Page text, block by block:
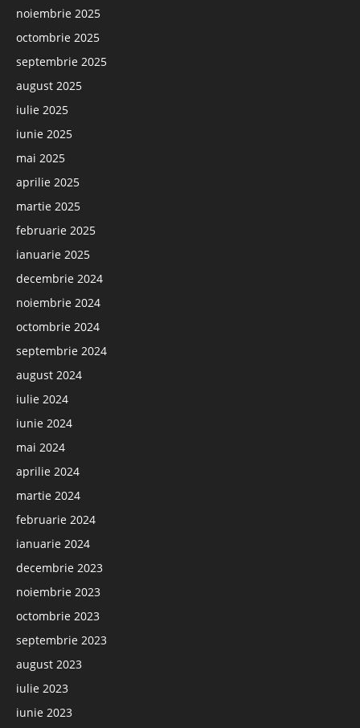
noiembrie 2025
octombrie 2025
septembrie 2025
august 2025
iulie 2025
iunie 2025
mai 2025
aprilie 2025
martie 2025
februarie 2025
ianuarie 2025
decembrie 2024
noiembrie 2024
octombrie 2024
septembrie 2024
august 2024
iulie 2024
iunie 2024
mai 2024
aprilie 2024
martie 2024
februarie 2024
ianuarie 2024
decembrie 2023
noiembrie 2023
octombrie 2023
septembrie 2023
august 2023
iulie 2023
iunie 2023